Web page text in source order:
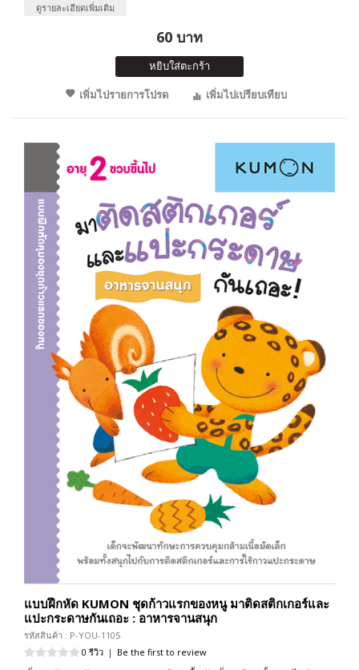
ดูรายละเอียดเพิ่มเติม
60 บาท
หยิบใส่ตะกร้า
เพิ่มไปรายการโปรด
เพิ่มไปเปรียบเทียบ
แบบฝึกหัด KUMON ชุดก้าวแรกของหนู มาติดสติกเกอร์และ
แปะกระดาษกันเถอะ : อาหารจานสนุก
รหัสสินค้า : P-YOU-1105
0 รีวิว | Be the first to review